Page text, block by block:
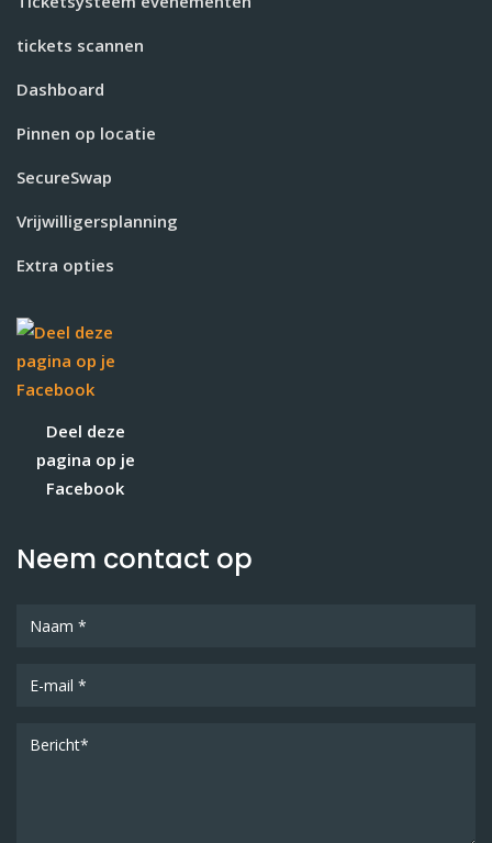
tickets scannen
Dashboard
Pinnen op locatie
SecureSwap
Vrijwilligersplanning
Extra opties
Deel deze
pagina op je
Facebook
Neem contact op